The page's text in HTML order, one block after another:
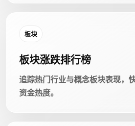
板块
板块涨跌排行榜
追踪热门行业与概念板块表现，
资金热度。